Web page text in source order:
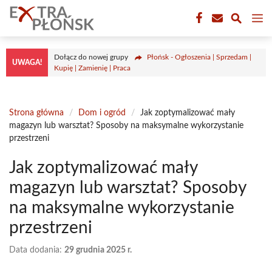
Przejdź
treści
UWAGA!
Dołącz do nowej grupy
Płońsk - Ogłoszenia | Sprzedam |
Kupię | Zamienię | Praca
Strona główna / Dom i ogród /
Jak zoptymalizować mały
magazyn lub warsztat? Sposoby na maksymalne wykorzystanie
przestrzeni
Jak zoptymalizować mały
magazyn lub warsztat? Sposoby
na maksymalne wykorzystanie
przestrzeni
Data dodania: 29 grudnia 2025 r.